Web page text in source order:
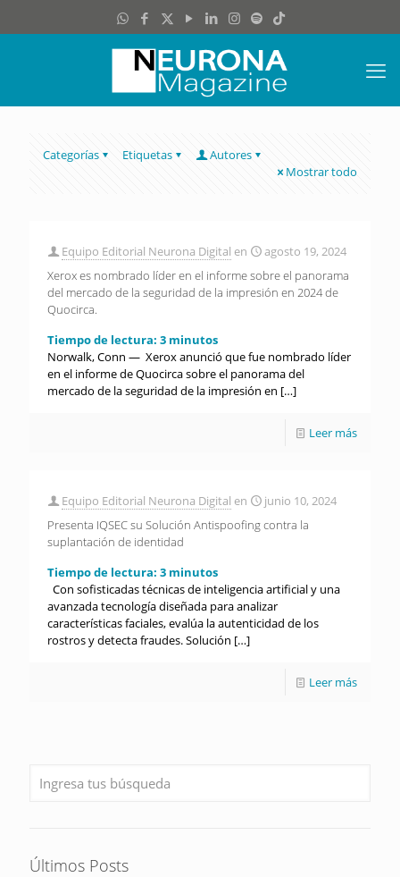
Categorías Etiquetas
Autores
Mostrar todo
Equipo Editorial Neurona Digital en
agosto 19, 2024
Xerox es nombrado líder en el informe sobre el panorama
del mercado de la seguridad de la impresión en 2024 de
Quocirca.
Tiempo de lectura: 3 minutos
Norwalk, Conn — Xerox anunció que fue nombrado líder
en el informe de Quocirca sobre el panorama del
mercado de la seguridad de la impresión en […]
Leer más
Equipo Editorial Neurona Digital en
junio 10, 2024
Presenta IQSEC su Solución Antispoofing contra la
suplantación de identidad
Tiempo de lectura: 3 minutos
Con sofisticadas técnicas de inteligencia artificial y una
avanzada tecnología diseñada para analizar
características faciales, evalúa la autenticidad de los
rostros y detecta fraudes. Solución […]
Leer más
Últimos Posts